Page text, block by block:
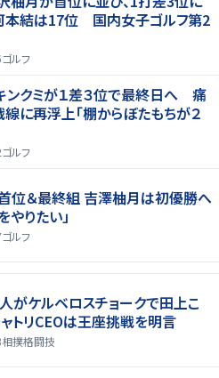
本結は17位 国内女子ゴルフ第2
ゴルフ
キンクミが１差３位で最終日へ 痛
に再浮上「棚からぼたもちが２
ゴルフ
位＆最終組 吉澤柚月は初優勝へ
やりたい」
ゴルフ
人がケルベロスチョークで田上こ
トリCEOは王座挑戦を明言
相撲格闘技